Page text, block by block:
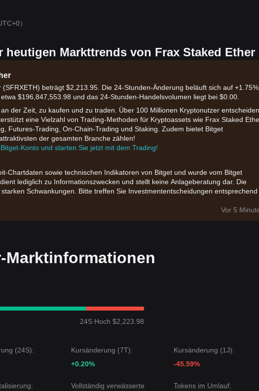
）
heutigen Markttrends von Frax Staked Ether
beträgt $2,213.95. Die 24-Stunden-Änderung beläuft sich auf +1.75%.
$196,847,553.98 und das 24-Stunden-Handelsvolumen liegt bei $0.00.
der Zeit, zu kaufen und zu traden. Über 100 Millionen Kryptonutzer entscheiden
eine Vielzahl von Trading-Methoden für Kryptoassets wie Frax Staked
Futures-Trading, On-Chain-Trading und Staking. Zudem bietet Bitget
der gesamten Branche zählen!
Konto und starten Sie jetzt mit dem Trading!
Chartdaten sowie technischen Indikatoren von Bitget und wurde vom Bitget
lediglich zu Informationszwecken und stellt keine Anlageberatung dar. Die
Schwankungen. Bitte treffen Sie Investmententscheidungen entsprechend
Vor 5
Marktinformationen
24S Hoch $2,223.98
(24S):
Kursänderung (7T):
+0.20%
Kursänderung (1J):
-45.59%
Vollständig verwässerte
Tokens im Umlauf: